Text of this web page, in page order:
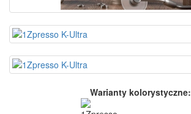
Warianty kolorystyczne: